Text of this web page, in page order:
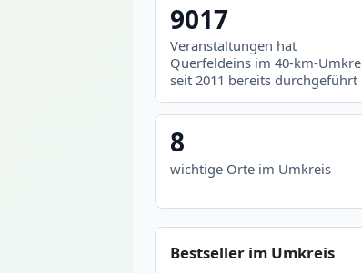
9017
Veranstaltungen hat
Querfeldeins im 40-km-
seit 2011 bereits durchgeführt
8
wichtige Orte im Umkreis
Bestseller im Umkreis